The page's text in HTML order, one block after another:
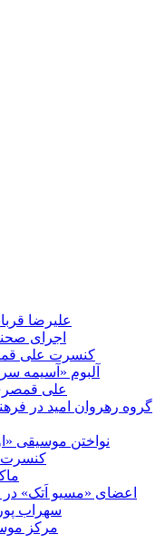
علیرضا
اجرای
کنسرت علی
آلبوم «آسیمه
علی
گروه رهروان امید در
نواختن موسیقی
کنسرت
اعضای «مسیو اَتک» در
سهراب
مرکز